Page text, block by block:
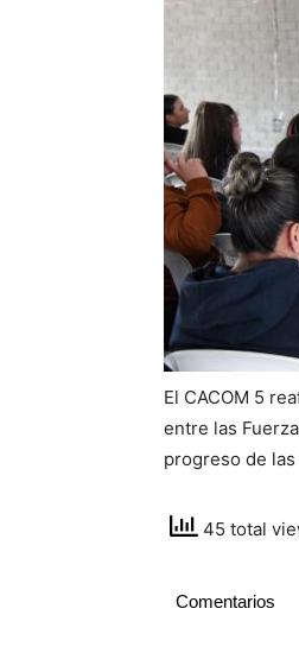
El CACOM 5
entre las
progreso de
45 total
Comentarios